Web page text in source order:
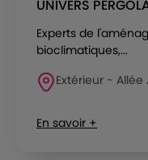
UNIVERS
Experts de
bioclimatiques,...
Extérieur - Allée
En savoir +